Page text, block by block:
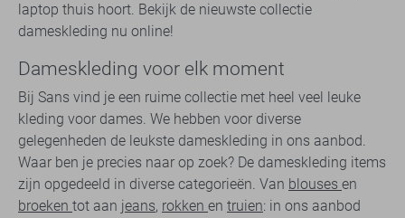
laptop thuis hoort. Bekijk de nieuwste collectie
dameskleding nu online!
Dameskleding voor elk moment
Bij Sans vind je een ruime collectie met heel veel leuke
kleding voor dames. We hebben voor diverse
gelegenheden de leukste dameskleding in ons aanbod.
Waar ben je precies naar op zoek? De dameskleding items
zijn opgedeeld in diverse categorieën. Van blouses en
broeken tot aan jeans, rokken en truien: in ons aanbod